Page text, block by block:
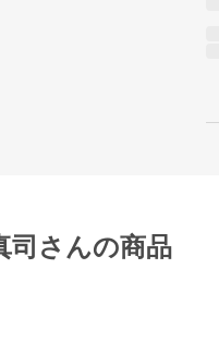
司さんの商品